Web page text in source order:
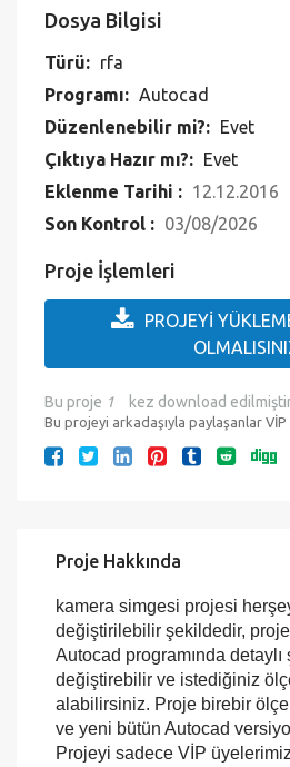
Dosya Bilgisi
Türü: rfa
Programı: Autocad
Düzenlenebilir mi?: Evet
Çıktıya Hazır mı?: Evet
Eklenme Tarihi : 12.12.2016
Son Kontrol : 03/08/2026
Proje İşlemleri
PROJEYİ
Bu proje 1 kez download
Bu projeyi arkadaşıyla paylaşanlar VİP
Proje Hakkında
kamera simgesi projesi
değiştirilebilir şekildedir,
Autocad programında detaylı
değiştirebilir ve istediğiniz
alabilirsiniz. Proje birebir
ve yeni bütün Autocad
Projeyi sadece VİP